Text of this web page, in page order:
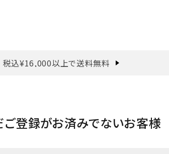
税込¥16,000以上で送料無料
ご登録がお済みでないお客様